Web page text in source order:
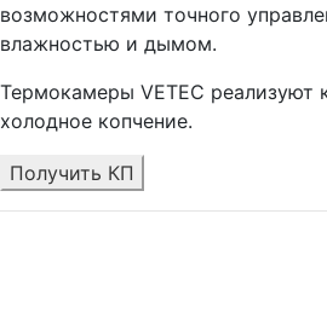
возможностями точного
влажностью и дымом.
Термокамеры VETEC реализуют
холодное копчение.
Получить КП